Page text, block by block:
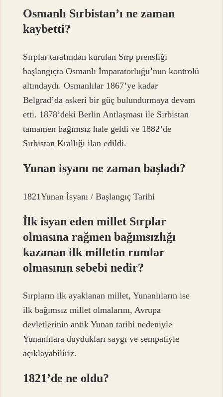
Osmanlı Sırbistan’ı ne zaman
kaybetti?
Sırplar tarafından kurulan Sırp prensliği
başlangıçta Osmanlı İmparatorluğu’nun kontrolü
altındaydı. Osmanlılar 1867’ye kadar
Belgrad’da askeri bir güç bulundurmaya devam
etti. 1878’deki Berlin Antlaşması ile Sırbistan
tamamen bağımsız hale geldi ve 1882’de
Sırbistan Krallığı ilan edildi.
Yunan isyanı ne zaman başladı?
1821Yunan İsyanı / Başlangıç ​​Tarihi
İlk isyan eden millet Sırplar
olmasına rağmen bağımsızlığı
kazanan ilk milletin rumlar
olmasının sebebi nedir?
Sırpların ilk ayaklanan millet, Yunanlıların ise
ilk bağımsız millet olmalarını, Avrupa
devletlerinin antik Yunan tarihi nedeniyle
Yunanlılara duydukları saygı ve sempatiyle
açıklayabiliriz.
1821’de ne oldu?